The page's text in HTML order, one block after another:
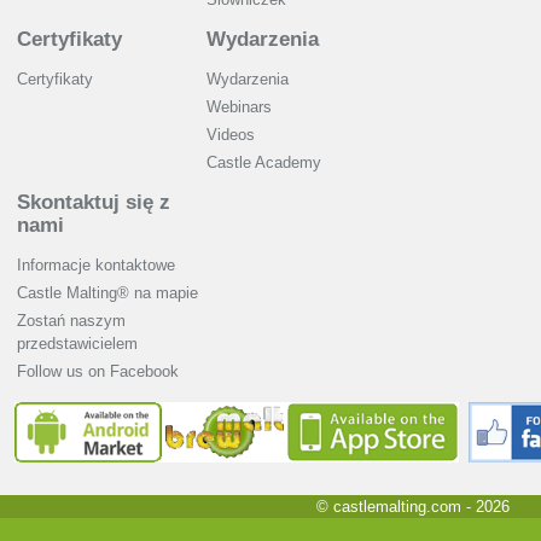
Certyfikaty
Certyfikaty
Wydarzenia
Wydarzenia
Webinars
Videos
Castle Academy
Skontaktuj się z
nami
Informacje kontaktowe
Castle Malting® na mapie
Zostań naszym
przedstawicielem
Follow us on Facebook
© castlemalting.com - 2026